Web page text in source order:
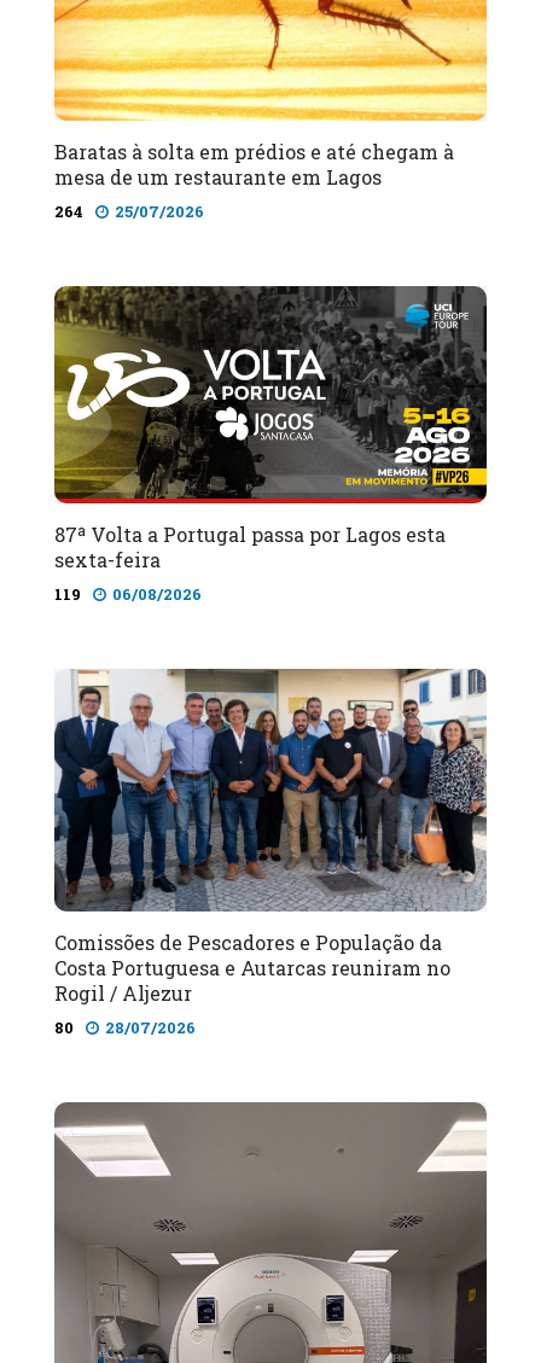
Baratas à solta em prédios e até chegam à
mesa de um restaurante em Lagos
264 25/07/2026
87ª Volta a Portugal passa por Lagos esta
sexta-feira
119 06/08/2026
Comissões de Pescadores e População da
Costa Portuguesa e Autarcas reuniram no
Rogil / Aljezur
80 28/07/2026